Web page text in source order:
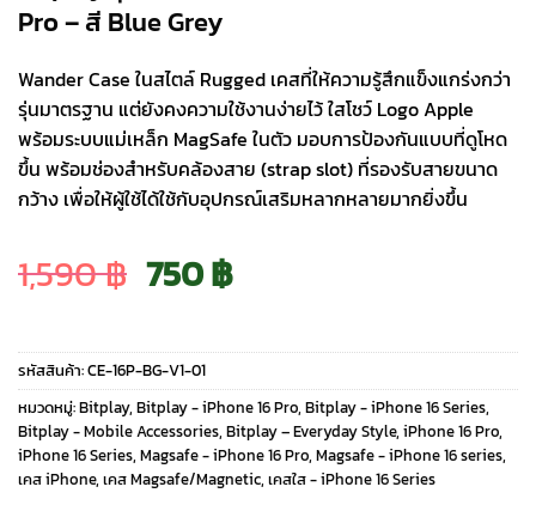
Pro – สี Blue Grey
Wander Case ในสไตล์ Rugged เคสที่ให้ความรู้สึกแข็งแกร่งกว่า
รุ่นมาตรฐาน แต่ยังคงความใช้งานง่ายไว้ ใสโชว์ Logo Apple
พร้อมระบบแม่เหล็ก MagSafe ในตัว มอบการป้องกันแบบที่ดูโหด
ขึ้น พร้อมช่องสำหรับคล้องสาย (strap slot) ที่รองรับสายขนาด
กว้าง เพื่อให้ผู้ใช้ได้ใช้กับอุปกรณ์เสริมหลากหลายมากยิ่งขึ้น
1,590฿ Original
price
was:
1,590 ฿.
750฿Current
price
is:
750 ฿.
รหัสสินค้า:CE-16P-BG-V1-01
หมวดหมู่:Bitplay, Bitplay - iPhone 16 Pro, Bitplay - iPhone 16 Series,
Bitplay - Mobile Accessories, Bitplay – Everyday Style, iPhone 16 Pro,
iPhone 16 Series, Magsafe - iPhone 16 Pro, Magsafe - iPhone 16 series,
เคส iPhone, เคส Magsafe/Magnetic, เคสใส - iPhone 16 Series